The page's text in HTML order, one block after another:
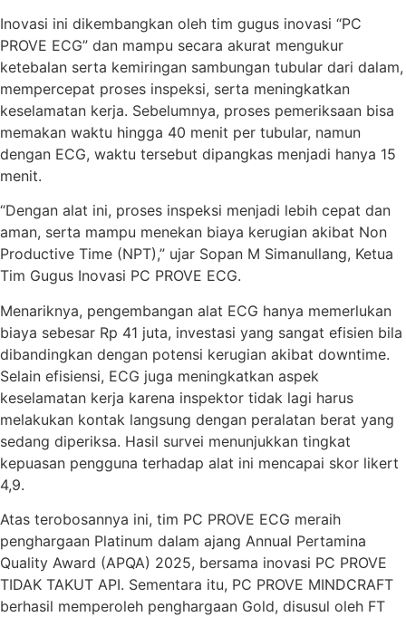
Inovasi ini dikembangkan oleh tim gugus inovasi “PC
PROVE ECG” dan mampu secara akurat mengukur
ketebalan serta kemiringan sambungan tubular dari dalam,
mempercepat proses inspeksi, serta meningkatkan
keselamatan kerja. Sebelumnya, proses pemeriksaan bisa
memakan waktu hingga 40 menit per tubular, namun
dengan ECG, waktu tersebut dipangkas menjadi hanya 15
menit.
“Dengan alat ini, proses inspeksi menjadi lebih cepat dan
aman, serta mampu menekan biaya kerugian akibat Non
Productive Time (NPT),” ujar Sopan M Simanullang, Ketua
Tim Gugus Inovasi PC PROVE ECG.
Menariknya, pengembangan alat ECG hanya memerlukan
biaya sebesar Rp 41 juta, investasi yang sangat efisien bila
dibandingkan dengan potensi kerugian akibat downtime.
Selain efisiensi, ECG juga meningkatkan aspek
keselamatan kerja karena inspektor tidak lagi harus
melakukan kontak langsung dengan peralatan berat yang
sedang diperiksa. Hasil survei menunjukkan tingkat
kepuasan pengguna terhadap alat ini mencapai skor likert
4,9.
Atas terobosannya ini, tim PC PROVE ECG meraih
penghargaan Platinum dalam ajang Annual Pertamina
Quality Award (APQA) 2025, bersama inovasi PC PROVE
TIDAK TAKUT API. Sementara itu, PC PROVE MINDCRAFT
berhasil memperoleh penghargaan Gold, disusul oleh FT